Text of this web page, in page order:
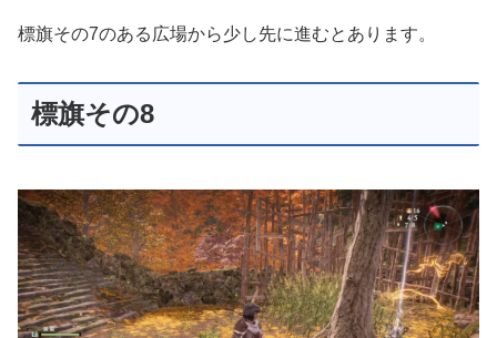
標旗その7のある広場から少し先に進むとあります。
標旗その8